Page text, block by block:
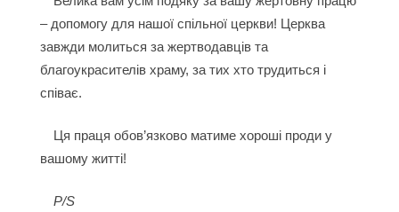
– допомогу для нашої спільної церкви! Церква
завжди молиться за жертводавців та
благоукрасителів храму, за тих хто трудиться і
співає.
Ця праця обов’язково матиме хороші проди у
вашому житті!
P/S